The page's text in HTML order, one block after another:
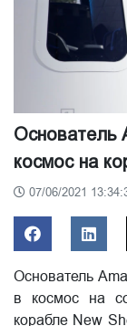
Основатель
космос на
07/06/2021
Основатель
в космос на
корабле New